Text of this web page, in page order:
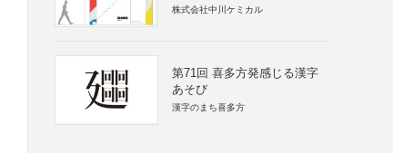
株式会社中川ケミカル
第71回 喜多方発感じる漢字
あそび
漢字のまち喜多方